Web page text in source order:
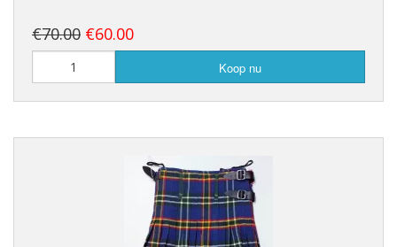
€70.00 €60.00
Koop nu